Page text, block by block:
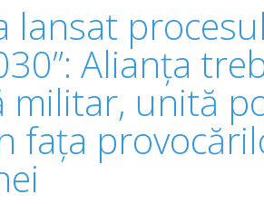
lansat
Alianța
unită
fața